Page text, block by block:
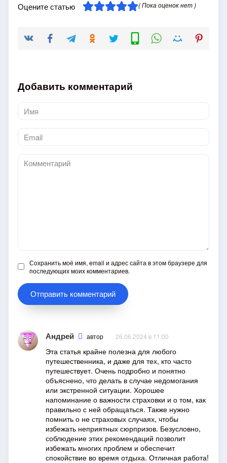
Оцените статью ( Пока оценок нет )
Добавить комментарий
Имя
*
Email
*
Комментарий
Сохранить моё имя, email и адрес сайта в этом браузере для
последующих моих комментариев.
Андрей автор 26.06.2024 в 11:00
Эта статья крайне полезна для любого
путешественника, и даже для тех, кто часто
путешествует. Очень подробно и понятно
объяснено, что делать в случае недомогания
или экстренной ситуации. Хорошее
напоминание о важности страховки и о том, как
правильно с ней обращаться. Также нужно
помнить о не страховых случаях, чтобы
избежать неприятных сюрпризов. Безусловно,
соблюдение этих рекомендаций позволит
избежать многих проблем и обеспечит
спокойствие во время отдыха. Отличная работа!